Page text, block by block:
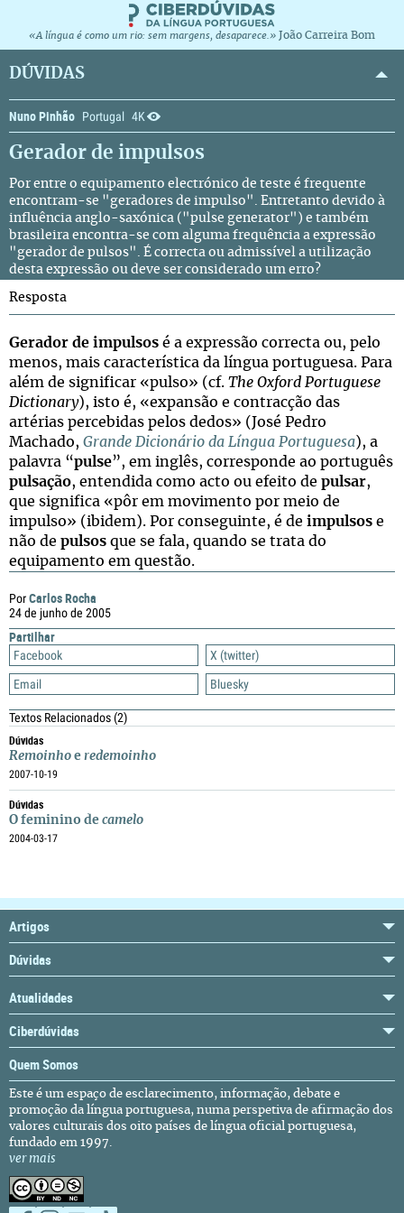
«A língua é como um rio: sem margens, desaparece.» João Carreira Bom
DÚVIDAS
Nuno Pinhão Portugal 4K
Gerador de impulsos
Por entre o equipamento electrónico de teste é frequente
encontram-se "geradores de impulso". Entretanto devido à
influência anglo-saxónica ("pulse generator") e também
brasileira encontra-se com alguma frequência a expressão
"gerador de pulsos". É correcta ou admissível a utilização
desta expressão ou deve ser considerado um erro?
PorCarlos Rocha
24 de junho de 2005
Partilhar
Facebook
X (twitter)
Email
Bluesky
Textos Relacionados(2)
Dúvidas
Remoinho e redemoinho
2007-10-19
Dúvidas
O feminino de camelo
2004-03-17
Resposta
Gerador de impulsos é a expressão correcta ou, pelo
menos, mais característica da língua portuguesa. Para
além de significar «pulso» (cf. The Oxford Portuguese
Dictionary), isto é, «expansão e contracção das
artérias percebidas pelos dedos» (José Pedro
Machado, Grande Dicionário da Língua Portuguesa), a
palavra “pulse”, em inglês, corresponde ao português
pulsação, entendida como acto ou efeito de pulsar,
que significa «pôr em movimento por meio de
impulso» (ibidem). Por conseguinte, é de impulsos e
não de pulsos que se fala, quando se trata do
equipamento em questão.
Artigos
Dúvidas
Atualidades
Ciberdúvidas
Quem Somos
Este é um espaço de esclarecimento, informação, debate e
promoção da língua portuguesa, numa perspetiva de afirmação dos
valores culturais dos oito países de língua oficial portuguesa,
fundado em 1997.
ver mais